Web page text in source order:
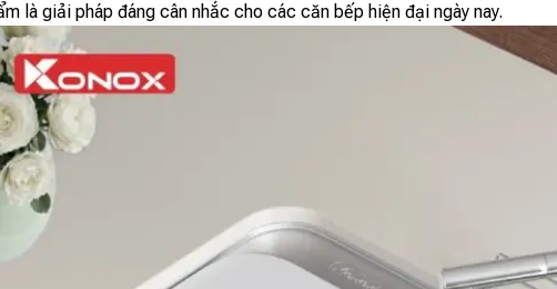
là giải pháp đáng cân nhắc cho các căn bếp hiện đại ngày nay.